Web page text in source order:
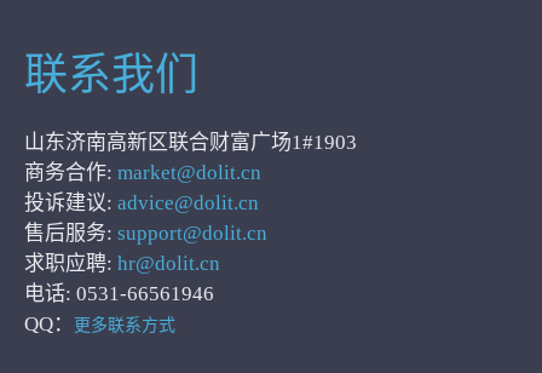
联系我们
山东济南高新区联合财富广场1#1903
商务合作: market@dolit.cn
投诉建议: advice@dolit.cn
售后服务: support@dolit.cn
求职应聘: hr@dolit.cn
电话: 0531-66561946
QQ：
更多联系方式